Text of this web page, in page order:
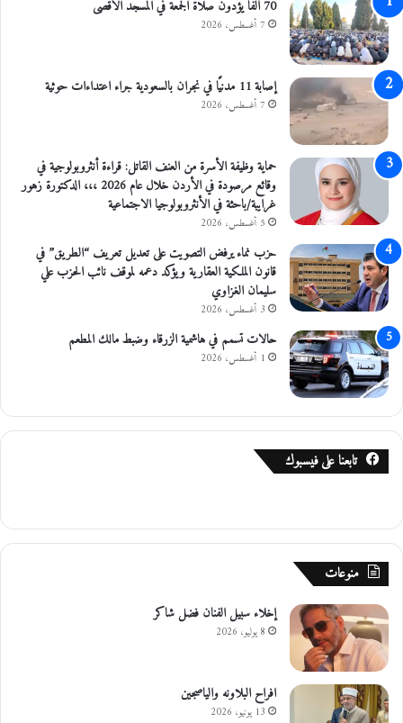
د
و
ي
ة
ن
د
ي
ا
ل
و
ك
أ
س
ا
ع
ر
ب
70 ألفا يؤدون صلاة الجمعة في المسجد الأقصى
7 أغسطس، 2026
إصابة 11 مدنيًا في نجران بالسعودية جراء اعتداءات حوثية
7 أغسطس، 2026
حماية وظيفة الأسرة من العنف القاتل: قراءة أنثروبولوجية في
وقائع مرصودة في الأردن خلال عام 2026 ،،، الدكتورة زهور
غرايبة/باحثة في الأنثروبولوجيا الاجتماعية
5 أغسطس، 2026
حزب نماء يرفض التصويت على تعديل تعريف “الطريق” في
قانون الملكية العقارية ويؤكد دعمه لموقف نائب الحزب علي
سليمان الغزاوي
3 أغسطس، 2026
حالات تسمم في هاشمية الزرقاء وضبط مالك المطعم
1 أغسطس، 2026
تابعنا على فيسبوك
منوعات
إخلاء سبيل الفنان فضل شاكر
8 يوليو، 2026
افراح البلاونه والياصجين
13 يونيو، 2026